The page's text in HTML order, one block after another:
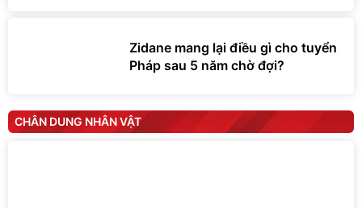
Zidane mang lại điều gì cho tuyển
Pháp sau 5 năm chờ đợi?
CHÂN DUNG NHÂN VẬT